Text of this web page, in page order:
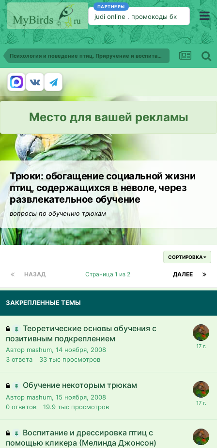
ПАРТНЕРЫ
judi online . промокоды бк
Психология и поведение птиц. Приручение и воспитание птиц
Место для вашей рекламы
Трюки: обогащение социальной жизни
птиц, содержащихся в неволе, через
развлекательное обучение
вопросы по обучению трюкам
СОРТИРОВКА
НАЗАД ДАЛЕЕ
Страница 1 из 2
ЗАКРЕПЛЕННЫЕ ТЕМЫ
Теоретические основы обучения с
позитивным подкреплением
Автор mashum, 14 ноября, 2008
3 ответа 33 тыс просмотров
Обучение некоторым трюкам
Автор mashum, 15 ноября, 2008
0 ответов 19.9 тыс просмотров
Воспитание и дрессировка птиц с
помощью кликера (Мелинда Джонсон)